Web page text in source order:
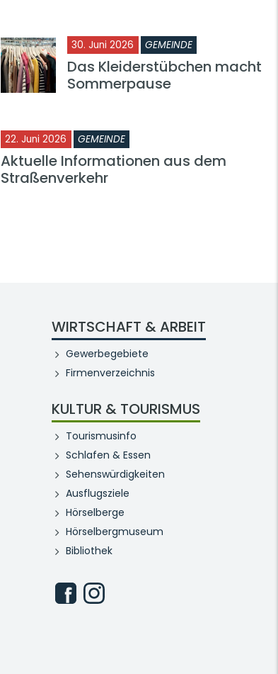
30. Juni 2026 GEMEINDE
Das Kleiderstübchen macht
Sommerpause
22. Juni 2026 GEMEINDE
Aktuelle Informationen aus dem
Straßenverkehr
WIRTSCHAFT & ARBEIT
Gewerbegebiete
Firmenverzeichnis
KULTUR & TOURISMUS
Tourismusinfo
Schlafen & Essen
Sehenswürdigkeiten
Ausflugsziele
Hörselberge
Hörselbergmuseum
Bibliothek